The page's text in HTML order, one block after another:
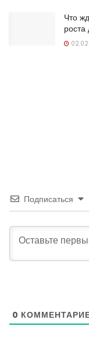
Что
Подписаться
0